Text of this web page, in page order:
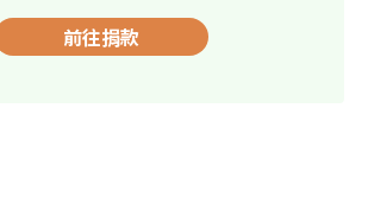
前往捐款